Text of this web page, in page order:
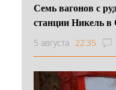
Семь вагонов с
станции Никель в
5 августа 22:35